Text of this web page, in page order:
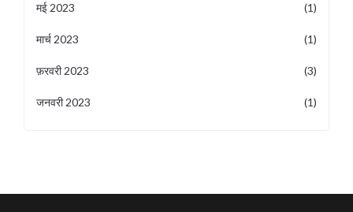
मई 2023 (1)
मार्च 2023 (1)
फ़रवरी 2023 (3)
जनवरी 2023 (1)